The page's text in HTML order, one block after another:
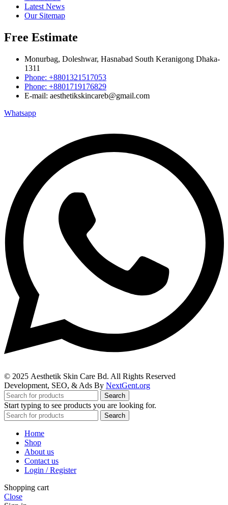
Latest News
Our Sitemap
Free Estimate
Monurbag, Doleshwar, Hasnabad South Keranigong Dhaka-
1311
Phone: +8801321517053
Phone: +8801719176829
E-mail: aesthetikskincareb@gmail.com
Whatsapp
© 2025 Aesthetik Skin Care Bd. All Rights Reserved
Development, SEO, & Ads By NextGent.org
Search
Start typing to see products you are looking for.
Search
Home
Shop
About us
Contact us
Login / Register
Shopping cart
Close